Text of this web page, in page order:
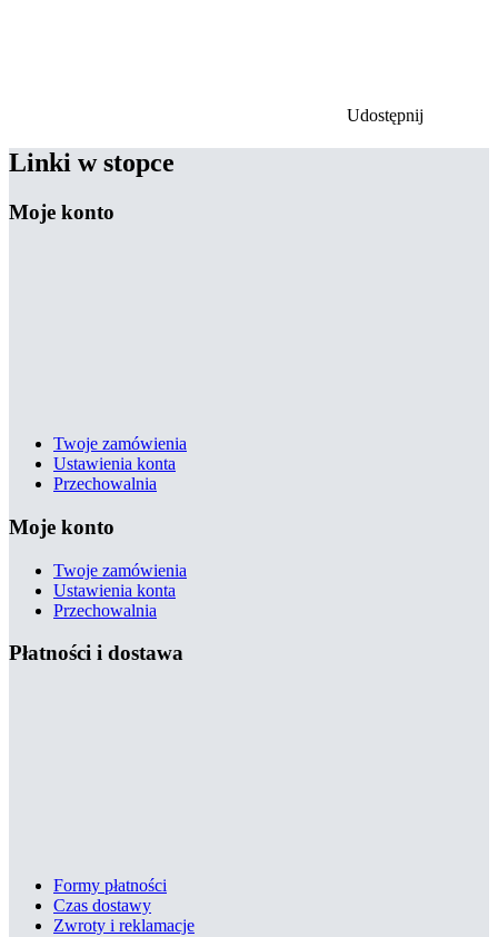
Udostępnij
Linki w stopce
Moje konto
Twoje zamówienia
Ustawienia konta
Przechowalnia
Moje konto
Twoje zamówienia
Ustawienia konta
Przechowalnia
Płatności i dostawa
Formy płatności
Czas dostawy
Zwroty i reklamacje